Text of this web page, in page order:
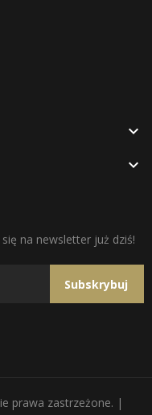


na newsletter już dziś!
Subskrybuj
prawa zastrzeżone. |